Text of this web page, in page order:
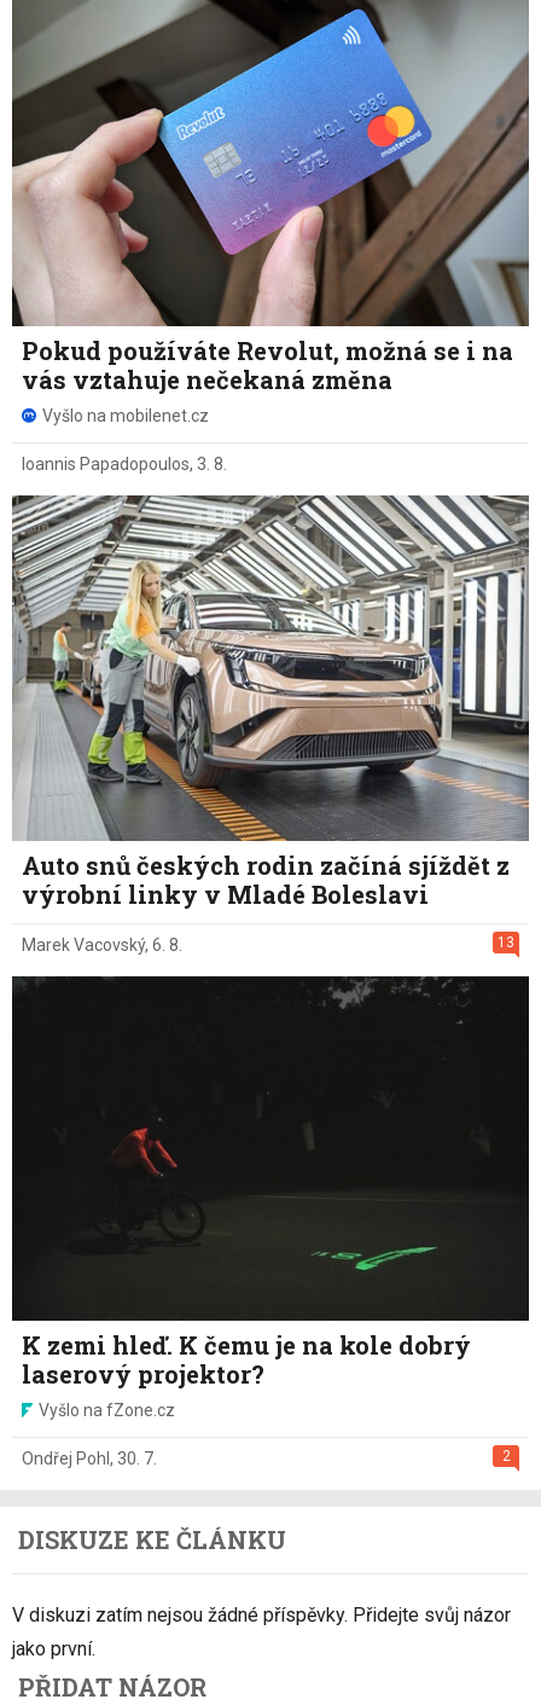
Pokud používáte Revolut, možná se i na
vás vztahuje nečekaná změna
Vyšlo na mobilenet.cz
Ioannis Papadopoulos, 3. 8.
Auto snů českých rodin začíná sjíždět z
výrobní linky v Mladé Boleslavi
13
Marek Vacovský, 6. 8.
K zemi hleď. K čemu je na kole dobrý
laserový projektor?
Vyšlo na fZone.cz
2
Ondřej Pohl , 30. 7.
DISKUZE KE ČLÁNKU
V diskuzi zatím nejsou žádné příspěvky. Přidejte svůj názor
jako první.
PŘIDAT NÁZOR